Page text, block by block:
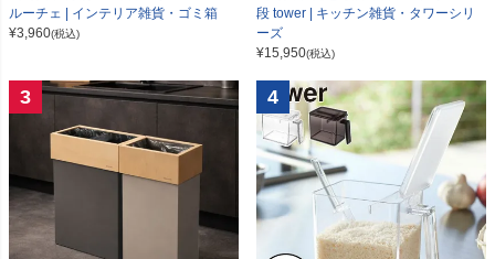
ルーチェ | インテリア雑貨・ゴミ箱
¥3,960(税込)
段 tower | キッチン雑貨・タワーシリ
ーズ
¥15,950(税込)
3 4